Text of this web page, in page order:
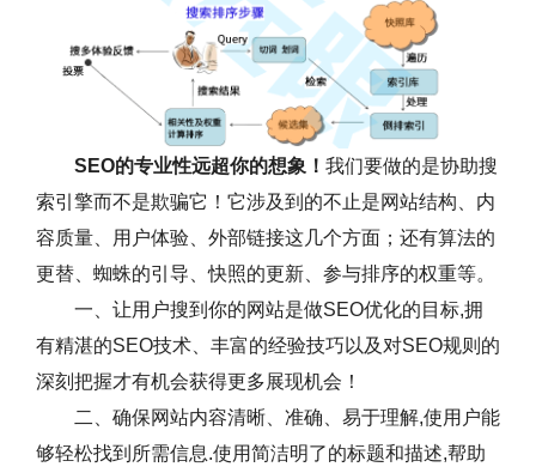
SEO的专业性远超你的想象！ 我们要做的是协助搜
索引擎而不是欺骗它！它涉及到的不止是网站结构、内
容质量、用户体验、外部链接这几个方面；还有算法的
更替、蜘蛛的引导、快照的更新、参与排序的权重等。
一、让用户搜到你的网站是做SEO优化的目标,拥
有精湛的SEO技术、丰富的经验技巧以及对SEO规则的
深刻把握才有机会获得更多展现机会！
二、确保网站内容清晰、准确、易于理解,使用户能
够轻松找到所需信息.使用简洁明了的标题和描述,帮助